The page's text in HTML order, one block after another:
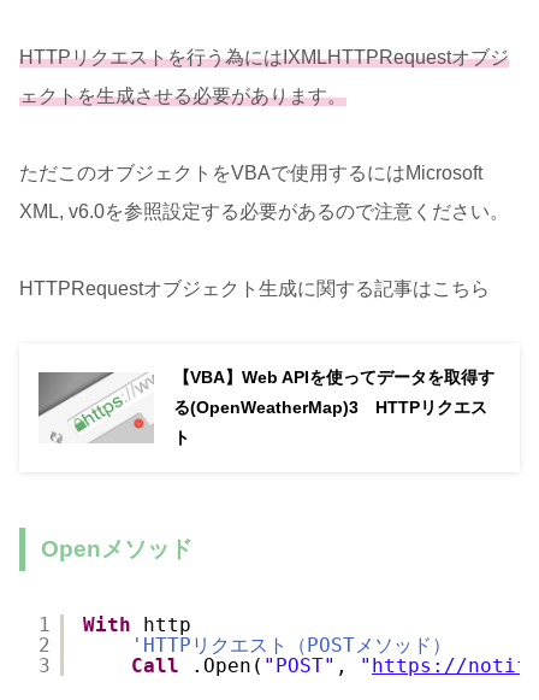
HTTPリクエストを行う為にはIXMLHTTPRequestオブジ
ェクトを生成させる必要があります。
ただこのオブジェクトをVBAで使用するにはMicrosoft
XML, v6.0を参照設定する必要があるので注意ください。
HTTPRequestオブジェクト生成に関する記事はこちら
【VBA】Web APIを使ってデータを取得す
る(OpenWeatherMap)3 HTTPリクエス
ト
Openメソッド
1
2
3
With
http
'HTTPリクエスト（POSTメソッド）
Call
.Open( "POST" , " https://